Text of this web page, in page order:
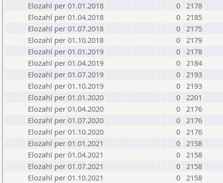
Elozahl per 01.01.2018
0 2178
Elozahl per 01.04.2018
0 2185
Elozahl per 01.07.2018
0 2175
Elozahl per 01.10.2018
0 2179
Elozahl per 01.01.2019
0 2178
Elozahl per 01.04.2019
0 2184
Elozahl per 01.07.2019
0 2193
Elozahl per 01.10.2019
0 2193
Elozahl per 01.01.2020
0 2201
Elozahl per 01.04.2020
0 2176
Elozahl per 01.07.2020
0 2176
Elozahl per 01.10.2020
0 2176
Elozahl per 01.01.2021
0 2158
Elozahl per 01.04.2021
0 2158
Elozahl per 01.07.2021
0 2158
Elozahl per 01.10.2021
0 2158